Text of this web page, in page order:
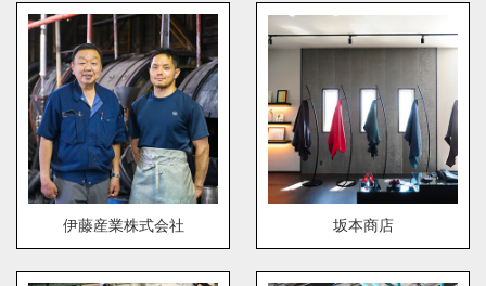
伊藤産業株式会社 坂本商店